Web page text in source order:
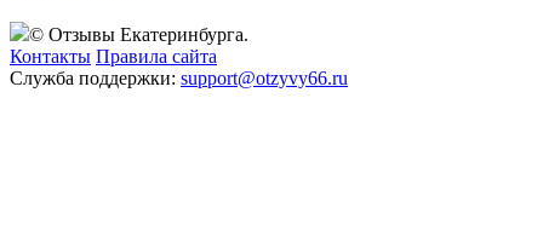
© Отзывы Екатеринбурга.
Контакты Правила сайта
Служба поддержки: support@otzyvy66.ru